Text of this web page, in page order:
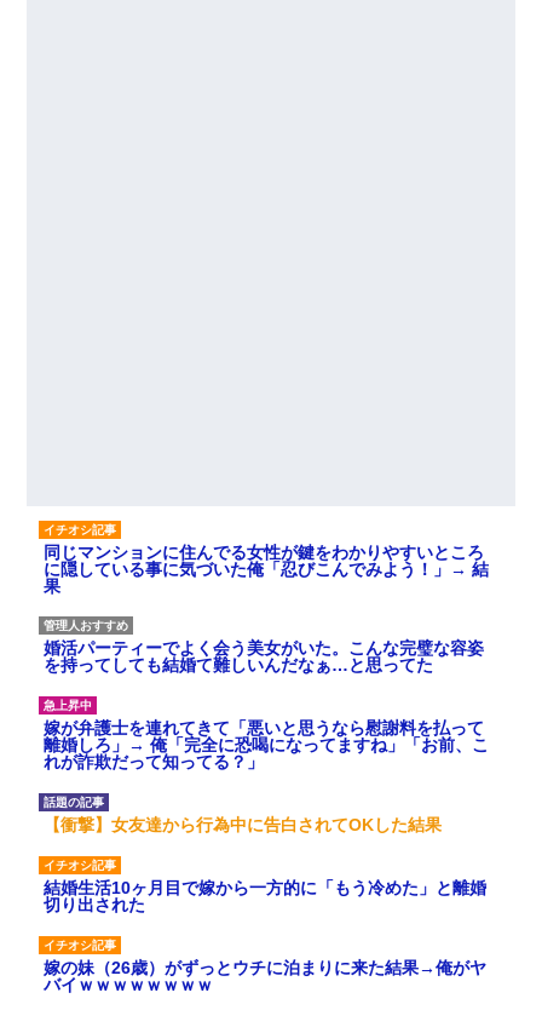
同じマンションに住んでる女性が鍵をわかりやすいところ
に隠している事に気づいた俺「忍びこんでみよう！」→ 結
果
婚活パーティーでよく会う美女がいた。こんな完璧な容姿
を持ってしても結婚て難しいんだなぁ…と思ってた
嫁が弁護士を連れてきて「悪いと思うなら慰謝料を払って
離婚しろ」→ 俺「完全に恐喝になってますね」「お前、こ
れが詐欺だって知ってる？」
【衝撃】女友達から行為中に告白されてOKした結果
結婚生活10ヶ月目で嫁から一方的に「もう冷めた」と離婚
切り出された
嫁の妹（26歳）がずっとウチに泊まりに来た結果→俺がヤ
バイｗｗｗｗｗｗｗｗ